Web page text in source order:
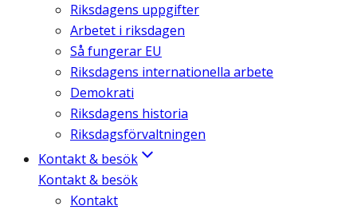
Riksdagens uppgifter
Arbetet i riksdagen
Så fungerar EU
Riksdagens internationella arbete
Demokrati
Riksdagens historia
Riksdagsförvaltningen
Kontakt & besök
Kontakt & besök
Kontakt